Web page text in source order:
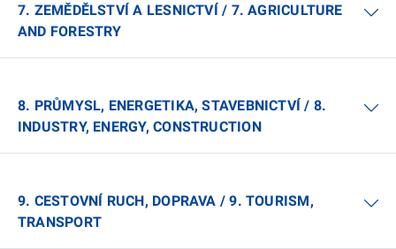
7. ZEMĚDĚLSTVÍ A LESNICTVÍ / 7. AGRICULTURE
AND FORESTRY
8. PRŮMYSL, ENERGETIKA, STAVEBNICTVÍ / 8.
INDUSTRY, ENERGY, CONSTRUCTION
9. CESTOVNÍ RUCH, DOPRAVA / 9. TOURISM,
TRANSPORT